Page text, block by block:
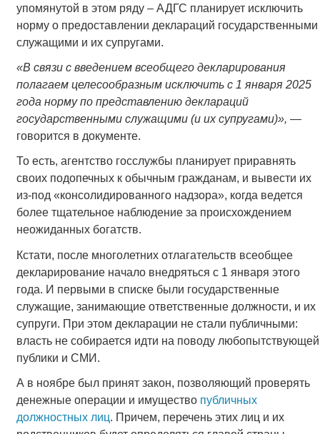
упомянутой в этом ряду – АДГС планирует исключить
норму о предоставлении деклараций государственными
служащими и их супругами.
«В связи с введением всеобщего декларирования
полагаем целесообразным исключить с 1 января 2025
года норму по представлению деклараций
государственными служащими (и их супругами)», —
говорится в документе.
То есть, агентство госслужбы планирует приравнять
своих подопечных к обычным гражданам, и вывести их
из-под «консолидированного надзора», когда ведется
более тщательное наблюдение за происхождением
неожиданных богатств.
Кстати, после многолетних отлагательств всеобщее
декларирование начало внедряться с 1 января этого
года. И первыми в списке были государственные
служащие, занимающие ответственные должности, и их
супруги. При этом декларации не стали публичными:
власть не собирается идти на поводу любопытствующей
публики и СМИ.
А в ноябре был принят закон, позволяющий проверять
денежные операции и имущество публичных
должностных лиц. Причем, перечень этих лиц и их